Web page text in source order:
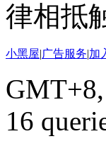
律相抵
小黑屋|广告服务|加
16